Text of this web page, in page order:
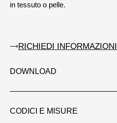
in tessuto o pelle.
RICHIEDI INFORMAZIONI
DOWNLOAD
CODICI E MISURE